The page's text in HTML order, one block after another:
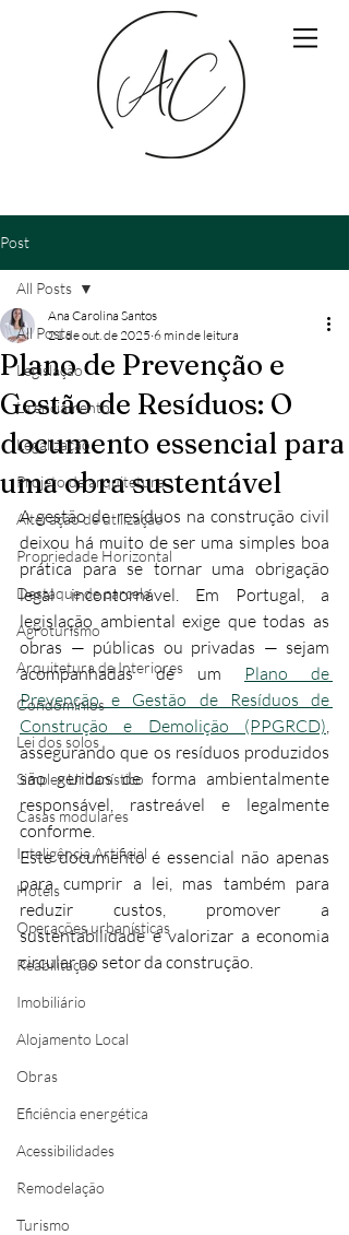
Post
All Posts
Legislação
Licenciamento
Legalização
Projeto de arquitetura
Alteração de utilização
Propriedade Horizontal
Destaque de parcela
Agroturismo
Arquitetura de Interiores
Condomínios
Lei dos solos
Simplex Urbanístico
Casas modulares
Inteligência Artificial
Hotéis
Operações urbanísticas
Reabilitação
Imobiliário
Alojamento Local
Obras
Eficiência energética
Acessibilidades
Remodelação
Turismo
All Posts
Plano de Prevenção e
Gestão de Resíduos: O
documento essencial para
uma obra sustentável
Ana Carolina Santos
21 de out. de 2025 6 min de leitura
A gestão de resíduos na construção civil
deixou há muito de ser uma simples boa
prática para se tornar uma obrigação
legal incontornável. Em Portugal, a
legislação ambiental exige que todas as
obras — públicas ou privadas — sejam
acompanhadas de um Plano de
Prevenção e Gestão de Resíduos de
Construção e Demolição (PPGRCD),
assegurando que os resíduos produzidos
são geridos de forma ambientalmente
responsável, rastreável e legalmente
conforme.
Este documento é essencial não apenas
para cumprir a lei, mas também para
reduzir custos, promover a
sustentabilidade e valorizar a economia
circular no setor da construção.